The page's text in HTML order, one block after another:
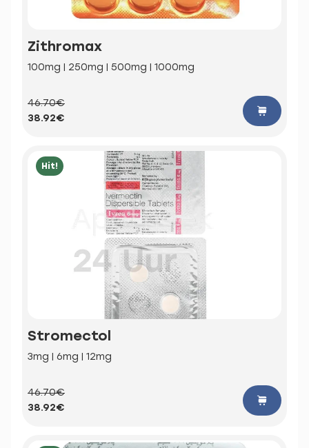
Zithromax
100mg | 250mg | 500mg | 1000mg
46.70€
38.92€
Hit!
Stromectol
3mg | 6mg | 12mg
46.70€
38.92€